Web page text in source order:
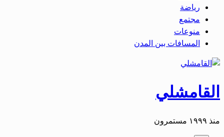
رياضة
مجتمع
منوعات
المسافات بين المدن
القامشلي
منذ ١٩٩٩ مستمرون